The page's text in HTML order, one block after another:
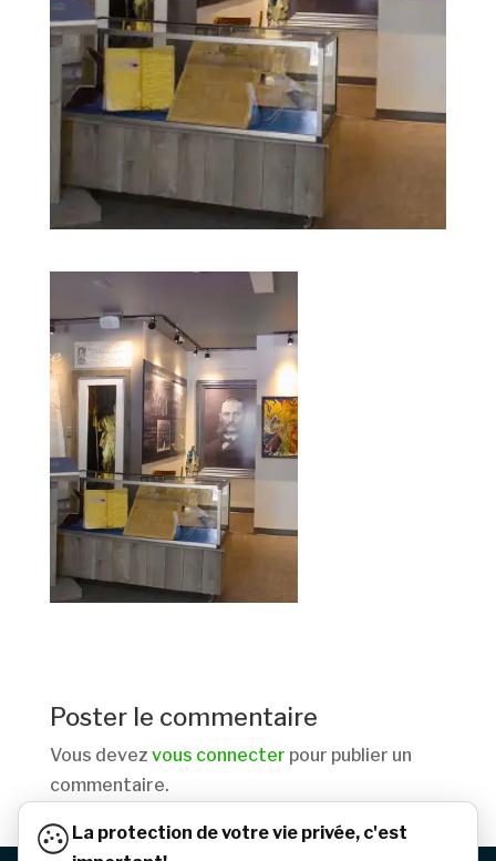
Poster le commentaire
Vous devez vous connecter pour publier un
commentaire.
La protection de votre vie privée, c'est